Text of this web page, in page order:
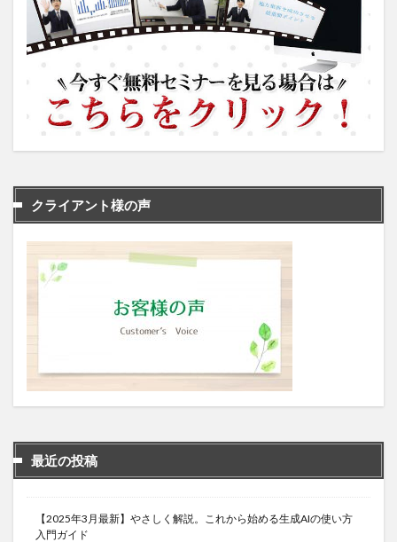
クライアント様の声
最近の投稿
【2025年3月最新】やさしく解説。これから始める生成AIの使い方
入門ガイド